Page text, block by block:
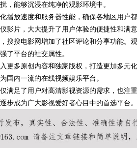
，能够沉浸在纯净的观影环境中。
播放速度和服务器性能，确保各地区用户
影片，大大提升了用户体验的便捷性和满
搜搜电影网增加了社区评论和分享功能。
了平台的社交属性。
更多原创内容和独家版权，打造更加多元
国内一流的在线视频娱乐平台。
满足了用户对高清影视资源的需求，也注
步成为广大影视爱好者心目中的首选平台。